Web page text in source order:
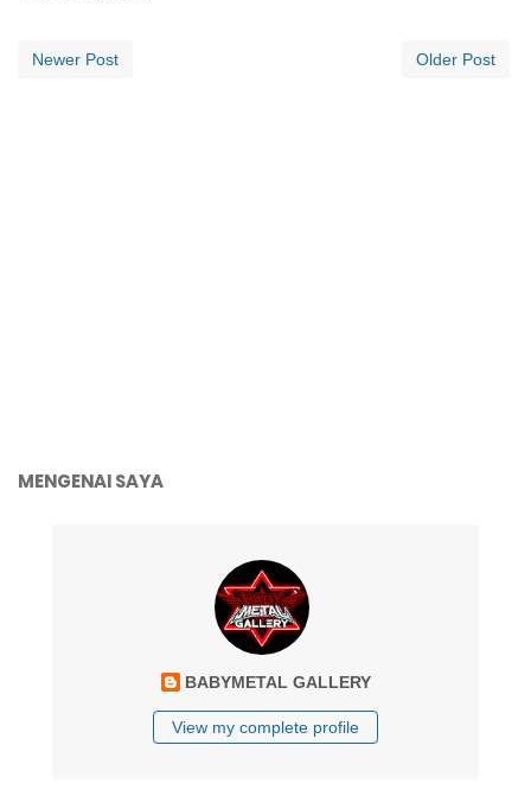
Newer Post Older Post
MENGENAI SAYA
BABYMETAL GALLERY
View my complete profile